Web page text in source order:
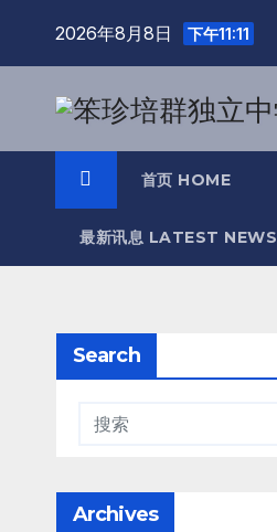
2026年8月8日 下午11:11
首页 HOME
最新讯息 LATEST NEWS
Search
Archives